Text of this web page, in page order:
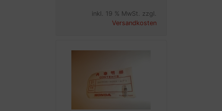
inkl. 19 % MwSt. zzgl.
Versandkosten